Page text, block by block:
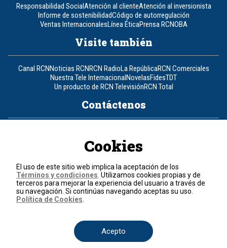
Responsabilidad SocialAtención al clienteAtención al inversionista
Informe de sostenibilidadCódigo de autorregulación
Ventas InternacionalesLínea ÉticaPrensa RCNOBA
Visite también
Canal RCNNoticias RCNRCN RadioLa RepúblicaRCN Comerciales
Nuestra Tele InternacionalNovelasFidesTDT
Un producto de RCN TelevisiónRCN Total
Contáctenos
Política de cookies
Términos y condiciones
© 2026, RCN Medios.
Todos los derechos reservados.
Cookies
El uso de este sitio web implica la aceptación de los
Términos y condiciones . Utilizamos cookies propias y de
terceros para mejorar la experiencia del usuario a través de
su navegación. Si continúas navegando aceptas su uso.
Política de Cookies
Acepto